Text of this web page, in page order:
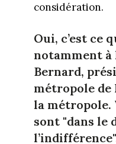
considération.
Oui, c’est ce
notamment à
Bernard,
métropole de
la métropole.
sont "dans le